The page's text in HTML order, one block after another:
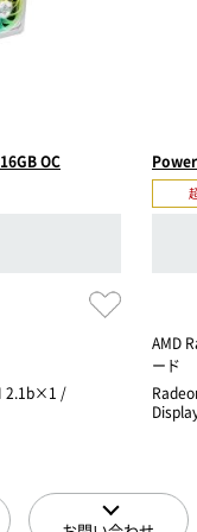
OC
2.1b×1 /
AMD
ード